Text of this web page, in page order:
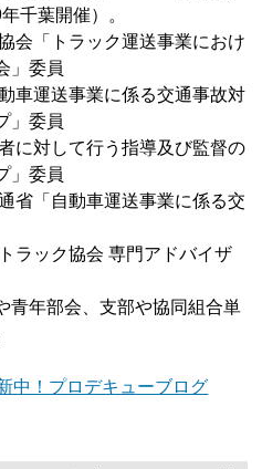
千葉開催）。
会「トラック運送事業におけ
」委員
車運送事業に係る交通事故対
」委員
に対して行う指導及び監督の
」委員
省「自動車運送事業に係る交
ラック協会 専門アドバイザ
青年部会、支部や協同組合単
中！プロデキューブログ